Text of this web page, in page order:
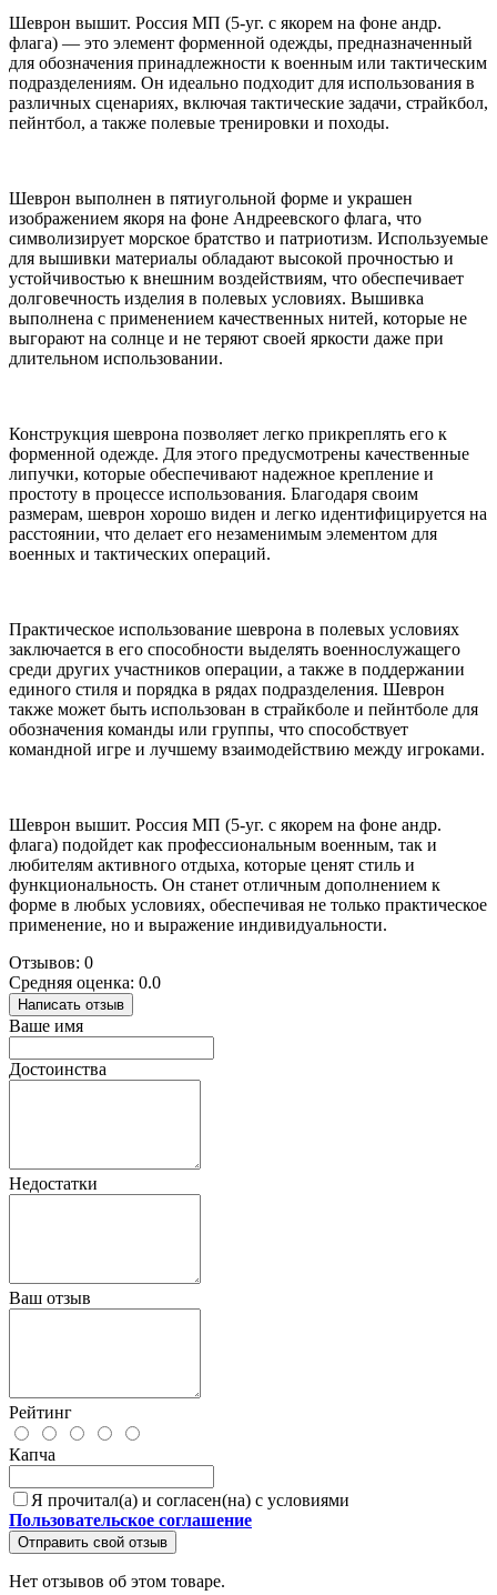
Шеврон вышит. Россия МП (5-уг. с якорем на фоне андр.
флага) — это элемент форменной одежды, предназначенный
для обозначения принадлежности к военным или тактическим
подразделениям. Он идеально подходит для использования в
различных сценариях, включая тактические задачи, страйкбол,
пейнтбол, а также полевые тренировки и походы.
Шеврон выполнен в пятиугольной форме и украшен
изображением якоря на фоне Андреевского флага, что
символизирует морское братство и патриотизм. Используемые
для вышивки материалы обладают высокой прочностью и
устойчивостью к внешним воздействиям, что обеспечивает
долговечность изделия в полевых условиях. Вышивка
выполнена с применением качественных нитей, которые не
выгорают на солнце и не теряют своей яркости даже при
длительном использовании.
Конструкция шеврона позволяет легко прикреплять его к
форменной одежде. Для этого предусмотрены качественные
липучки, которые обеспечивают надежное крепление и
простоту в процессе использования. Благодаря своим
размерам, шеврон хорошо виден и легко идентифицируется на
расстоянии, что делает его незаменимым элементом для
военных и тактических операций.
Практическое использование шеврона в полевых условиях
заключается в его способности выделять военнослужащего
среди других участников операции, а также в поддержании
единого стиля и порядка в рядах подразделения. Шеврон
также может быть использован в страйкболе и пейнтболе для
обозначения команды или группы, что способствует
командной игре и лучшему взаимодействию между игроками.
Шеврон вышит. Россия МП (5-уг. с якорем на фоне андр.
флага) подойдет как профессиональным военным, так и
любителям активного отдыха, которые ценят стиль и
функциональность. Он станет отличным дополнением к
форме в любых условиях, обеспечивая не только практическое
применение, но и выражение индивидуальности.
Отзывов: 0
Средняя оценка: 0.0
Написать отзыв
Ваше имя
Достоинства
Недостатки
Ваш отзыв
Рейтинг
Капча
Я прочитал(а) и согласен(на) с условиями
Пользовательское соглашение
Отправить свой отзыв
Нет отзывов об этом товаре.